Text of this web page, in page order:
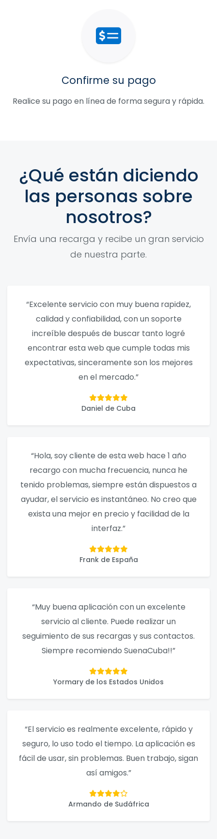
Confirme su pago
Realice su pago en línea de forma segura y rápida.
¿Qué están diciendo
las personas sobre
nosotros?
Envía una recarga y recibe un gran servicio
de nuestra parte.
“Excelente servicio con muy buena rapidez,
calidad y confiabilidad, con un soporte
increíble después de buscar tanto logré
encontrar esta web que cumple todas mis
expectativas, sinceramente son los mejores
en el mercado.”
Daniel de Cuba
“Hola, soy cliente de esta web hace 1 año
recargo con mucha frecuencia, nunca he
tenido problemas, siempre están dispuestos a
ayudar, el servicio es instantáneo. No creo que
exista una mejor en precio y facilidad de la
interfaz.”
Frank de España
“Muy buena aplicación con un excelente
servicio al cliente. Puede realizar un
seguimiento de sus recargas y sus contactos.
Siempre recomiendo SuenaCuba!!”
Yormary de los Estados Unidos
“El servicio es realmente excelente, rápido y
seguro, lo uso todo el tiempo. La aplicación es
fácil de usar, sin problemas. Buen trabajo, sigan
así amigos.”
Armando de Sudáfrica